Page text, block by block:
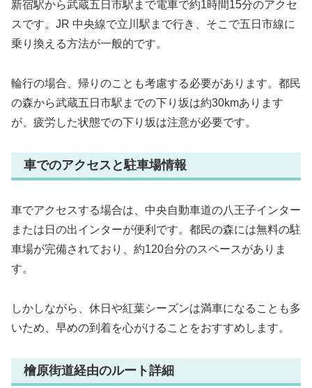
新宿駅から武蔵五日市駅まで電車で約1時間15分のアクセ
スです。JR 中央線で立川駅まで行き、そこで五日市線に
乗り換える方法が一般的です。
輪行の場合、帰りのことも考慮する必要があります。都民
の森から武蔵五日市駅までの下り坂は約30kmあります
が、疲労した状態での下り坂は注意が必要です。
車でのアクセスと駐車場情報
車でアクセスする場合は、中央自動車道の八王子インター
または日の出インターが便利です。都民の森には無料の駐
車場が完備されており、約120台分のスペースがありま
す。
しかしながら、休日や紅葉シーズンは満車になることも多
いため、早めの到着を心がけることをおすすめします。
檜原街道経由のルート詳細